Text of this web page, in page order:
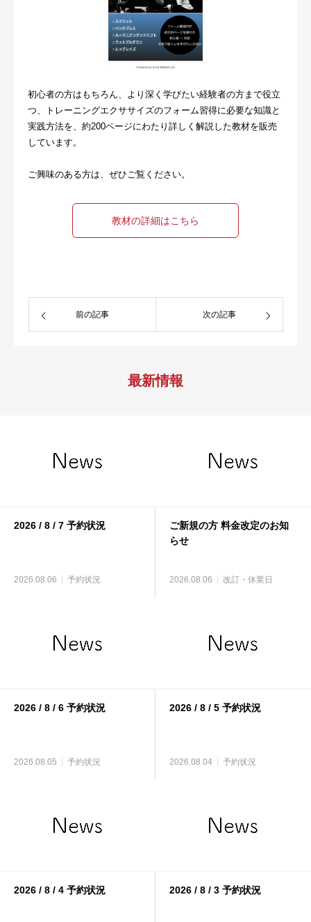
初心者の方はもちろん、より深く学びたい経験者の方まで役立
つ、トレーニングエクササイズのフォーム習得に必要な知識と
実践方法を、約200ページにわたり詳しく解説した教材を販売
しています。
ご興味のある方は、ぜひご覧ください。
教材の詳細はこちら
前の記事 次の記事
最新情報
2026 / 8 / 7 予約状況
2026.08.06 予約状況
ご新規の方 料金改定のお知
らせ
2026.08.06 改訂・休業日
2026 / 8 / 6 予約状況
2026.08.05 予約状況
2026 / 8 / 5 予約状況
2026.08.04 予約状況
2026 / 8 / 4 予約状況 2026 / 8 / 3 予約状況